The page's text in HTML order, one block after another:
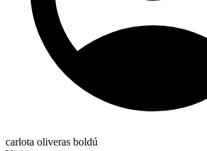
carlota oliveras boldú